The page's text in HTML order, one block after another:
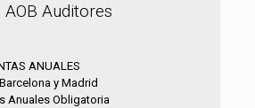
Auditores
ANUALES
y Madrid
Anuales Obligatoria